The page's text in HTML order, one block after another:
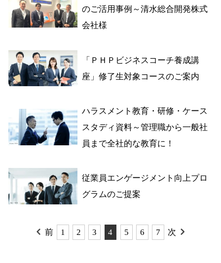
のご活用事例～清水総合開発株式
会社様
「ＰＨＰビジネスコーチ養成講
座」修了生対象コースのご案内
ハラスメント教育・研修・ケース
スタディ資料～管理職から一般社
員まで全社的な教育に！
従業員エンゲージメント向上プロ
グラムのご提案
前 1 2 3 4 5 6 7 次